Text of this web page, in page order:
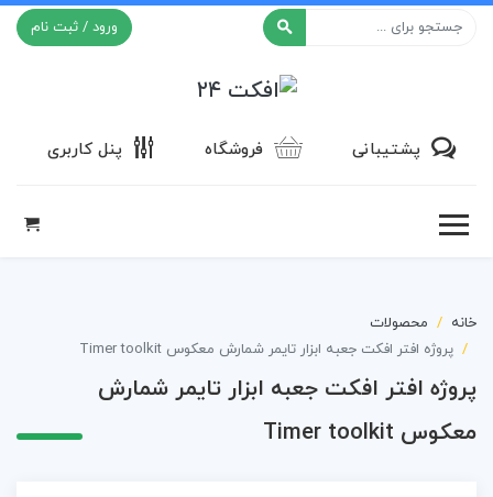
ورود / ثبت نام
پشتیبانی فروشگاه پنل کاربری
خانه
محصولات
پروژه افتر افکت جعبه ابزار تایمر شمارش معکوس Timer toolkit
پروژه افتر افکت جعبه ابزار تایمر شمارش
معکوس Timer toolkit